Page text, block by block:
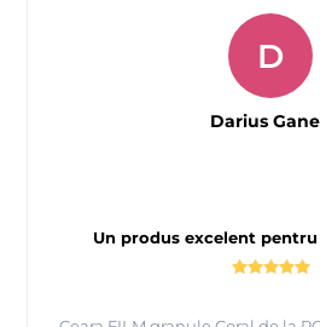
Ceara calda clasica are temperatura
), aplicata cu
depilare in cantitati mici, se intareste
folosind metoda
clasica.
AVANTAJE pentru Ceara
Un produs excelent
D
Darius